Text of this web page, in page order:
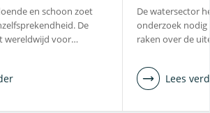
en schoon zoet
De
wereldwijd voor…
De watersector
onderzoek
raken over de
Lees